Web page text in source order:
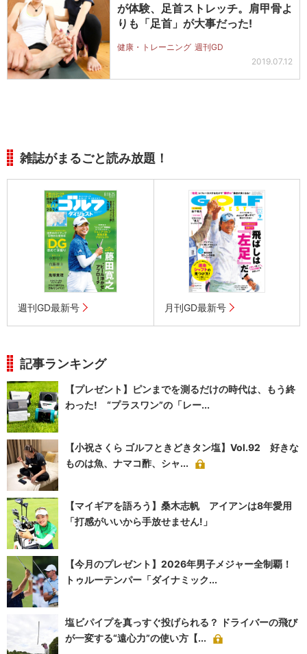
が体験、足首ストレッチ。肩甲骨よ
りも「足首」が大事だった!
健康・トレーニング 週刊GD
2019.07.12
雑誌がまるごと読み放題！
週刊GD最新号 月刊GD最新号
記事ランキング
【プレゼント】ピンまでを測るだけの時代は、もう終
わった! “プラスワン”の「レー...
【小祝さくら ゴルフときどきタン塩】Vol.92 好きな
ものは魚、ナマコ酢、シャ...
【マイギアを語ろう】桑木志帆 アイアンは8年愛用
「打感がいいから手放せません!」
【今月のプレゼント】2026年男子メジャー全制覇！
トゥルーテンパー「ダイナミック...
塩ビパイプを真っすぐ投げられる？ ドライバーの飛び
が一変する“遠心力”の使い方【...